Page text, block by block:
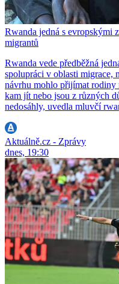
Rwanda jedná s evropskými
migrantů
Rwanda vede předběžná
spolupráci v oblasti migrace,
návrhu mohlo přijímat rodiny
kam jít nebo jsou z různých
nedosáhly, uvedla mluvčí
Aktuálně.cz - Zprávy
dnes, 19:30